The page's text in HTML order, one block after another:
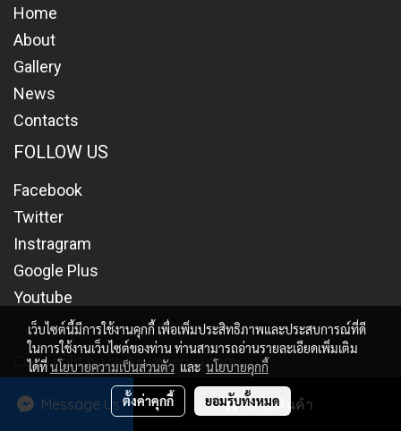
สั่งซื้อสินค้า
Message Us
Home
About
Gallery
News
Contacts
FOLLOW US
Facebook
Twitter
Instragram
Google Plus
Youtube
Copy right by makewebeasy.com
ผู้เข้าชมวันนี้
เว็บไซต์นี้มีการใช้งานคุกกี้ เพื่อเพิ่มประสิทธิภาพและประสบการณ์ที่ดี
ในการใช้งานเว็บไซต์ของท่าน ท่านสามารถอ่านรายละเอียดเพิ่มเติม
ได้ที่นโยบายความเป็นส่วนตัว และ นโยบายคุกกี้
ตั้งค่าคุกกี้ ยอมรับทั้งหมด